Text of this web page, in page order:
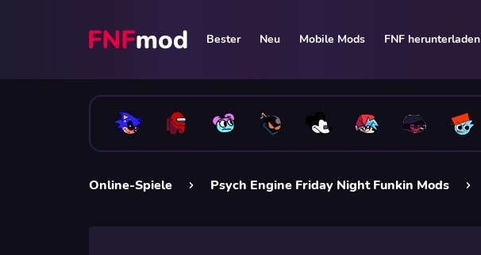
Bester Neu Mobile Mods FNF herunterladen
Online-Spiele Psych Engine Friday Night Funkin Mods